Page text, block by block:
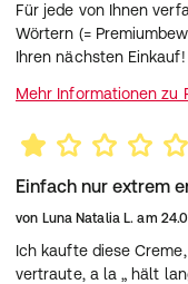
Für jede von Ihnen
Wörtern (=
Ihren nächsten Einkauf!
Mehr Informationen zu
Einfach nur extrem
von Luna Natalia L. am
Ich kaufte diese
vertraute, a la „ hält